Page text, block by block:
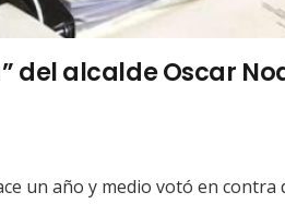
del alcalde Oscar
un año y medio votó en contra